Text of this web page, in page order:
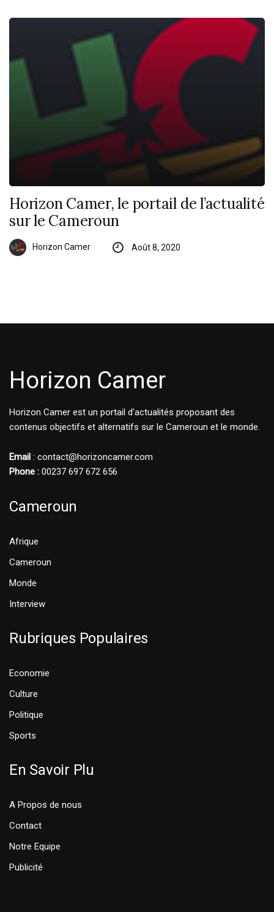
Horizon Camer, le portail de l’actualité
sur le Cameroun
Horizon Camer Août 8, 2020
Horizon Camer
Horizon Camer est un portail d'actualités proposant des
contenus objectifs et alternatifs sur le Cameroun et le monde.
Email : contact@horizoncamer.com
Phone : 00237 697 672 656
Cameroun
Afrique
Cameroun
Monde
Interview
Rubriques Populaires
Economie
Culture
Politique
Sports
En Savoir Plu
A Propos de nous
Contact
Notre Equipe
Publicité